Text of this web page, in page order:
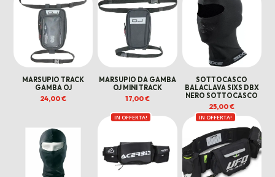
MARSUPIO TRACK
GAMBA OJ
24,00€
MARSUPIO DA GAMBA
OJ MINI TRACK
17,00€
SOTTOCASCO
BALACLAVA SIXS DBX
NERO SOTTOCASCO
25,00€
IN OFFERTA! IN OFFERTA!